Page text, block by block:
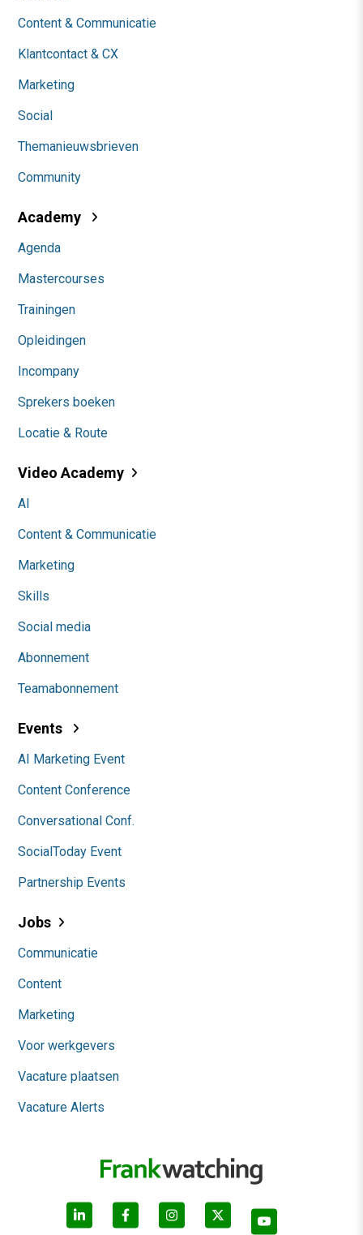
Content & Communicatie
Klantcontact & CX
Marketing
Social
Themanieuwsbrieven
Community
Academy
Agenda
Mastercourses
Trainingen
Opleidingen
Incompany
Sprekers boeken
Locatie & Route
Video Academy
AI
Content & Communicatie
Marketing
Skills
Social media
Abonnement
Teamabonnement
Events
AI Marketing Event
Content Conference
Conversational Conf.
SocialToday Event
Partnership Events
Jobs
Communicatie
Content
Marketing
Voor werkgevers
Vacature plaatsen
Vacature Alerts